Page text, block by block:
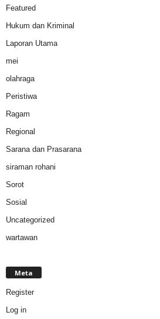
Featured
Hukum dan Kriminal
Laporan Utama
mei
olahraga
Peristiwa
Ragam
Regional
Sarana dan Prasarana
siraman rohani
Sorot
Sosial
Uncategorized
wartawan
Meta
Register
Log in